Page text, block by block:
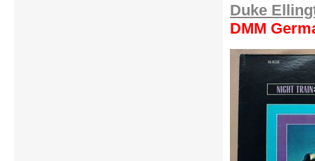
Duke
DMM